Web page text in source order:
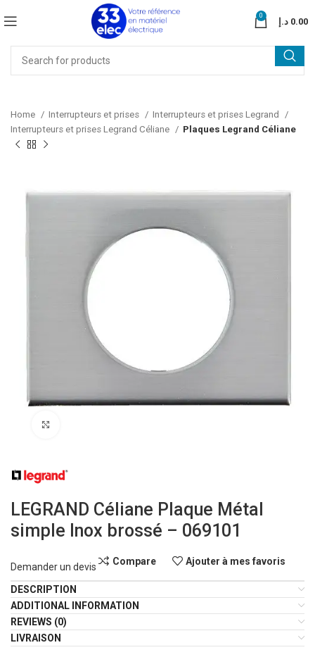
0
0.00 د.إ
Home Interrupteurs et prises
Interrupteurs et prises Legrand
Interrupteurs et prises Legrand Céliane
Plaques Legrand Céliane
LEGRAND Céliane Plaque Métal
simple Inox brossé – 069101
Demander un devis
Compare Ajouter à mes favoris
DESCRIPTION
ADDITIONAL INFORMATION
REVIEWS (0)
LIVRAISON